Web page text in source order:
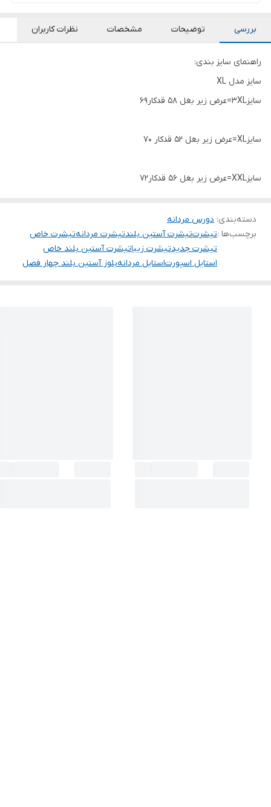
بررسی توضیحات مشخصات نظرات کاربران
راهنمای سایز بندی:
سایز مدل XL
سایز3XL=عرض زیر بغل 58 قدکار69
سایزXL=عرض زیر بغل 52 قدکار 70
سایزXXL=عرض زیر بغل 56 قدکار72
دسته‌بندی: دورس مردانه
برچسب‌ها :تیشرتتیشرت آستین بلندتیشرت مردانهتیشرت خاص
تیشرت جدیدتیشرت زیباتیشرت آستین بلند خاص
استایل اسپورتاستایل مردانهبلوز آستین بلند چهار فصل